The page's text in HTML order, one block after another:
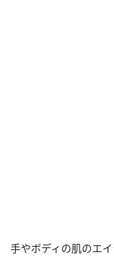
手やボディの肌のエ